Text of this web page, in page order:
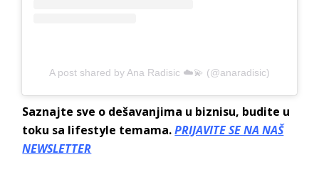
A post shared by Ana Radisic ☁️💫 (@anaradisic)
Saznajte sve o dešavanjima u biznisu, budite u
toku sa lifestyle temama.PRIJAVITE SE NA NAŠ
NEWSLETTER